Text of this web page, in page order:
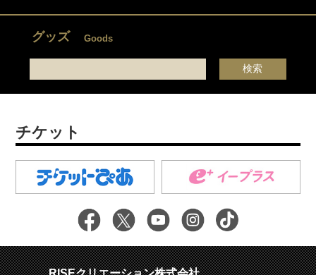
グッズ Goods
チケット